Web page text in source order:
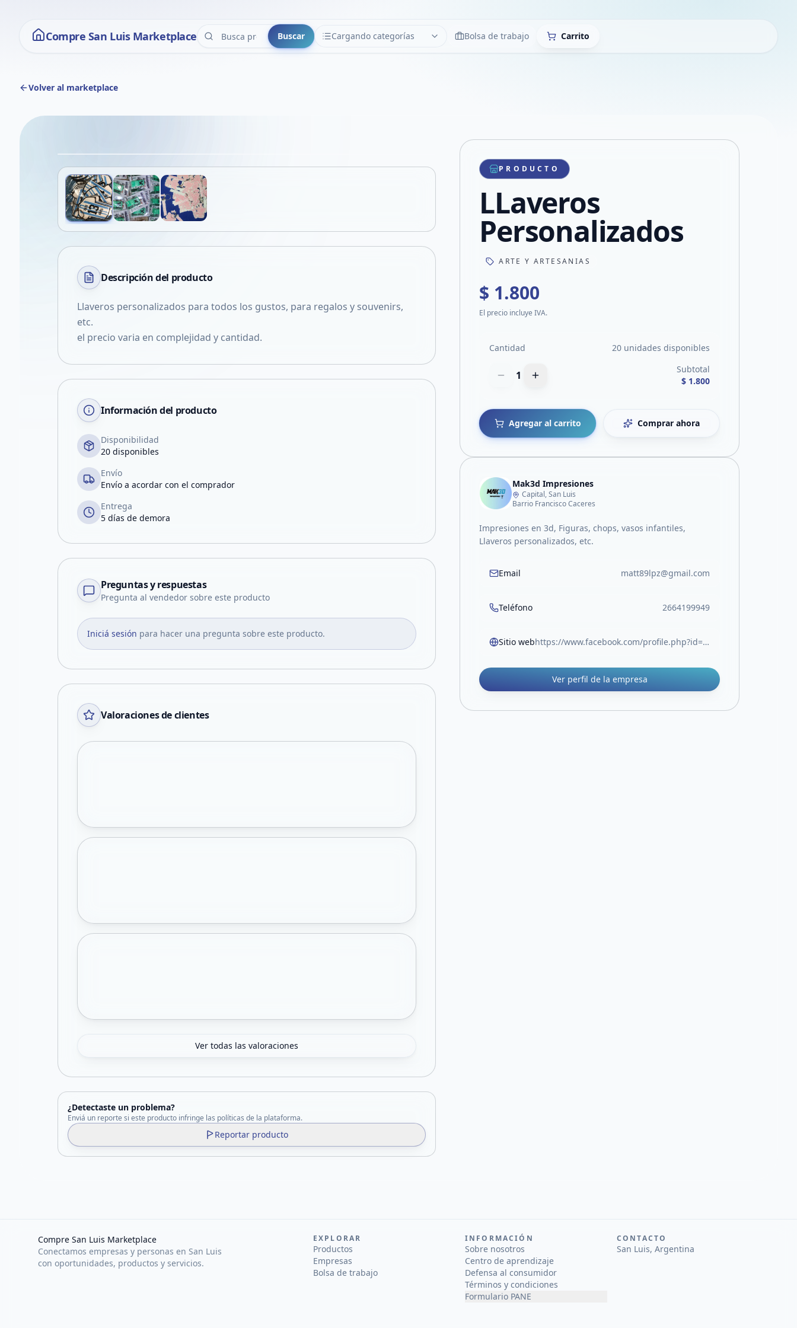
Compre San Luis Marketplace Buscar Cargando categorías
CATEGORÍAS LimpiarBolsa de trabajo Carrito
Volver al marketplace
Compartir producto
Compartir por WhatsApp
Compartir por mail
Compartir en Facebook
Compartir en X
Descripción del producto
Llaveros personalizados para todos los gustos, para regalos y souvenirs,
etc.
el precio varia en complejidad y cantidad.
Información del producto
Disponibilidad
20 disponibles
Envío
Envío a acordar con el comprador
Entrega
5 días de demora
Preguntas y respuestas
Pregunta al vendedor sobre este producto
Iniciá sesión para hacer una pregunta sobre este producto.
Valoraciones de clientes
Ver todas las valoraciones
¿Detectaste un problema?
Enviá un reporte si este producto infringe las políticas de la plataforma.
Reportar producto
PRODUCTO
LLaveros
Personalizados
ARTE Y ARTESANIAS
$ 1.800
El precio incluye IVA.
Cantidad 20 unidades disponibles
1
Subtotal
$ 1.800
Agregar al carrito Comprar ahora
Mak3d Impresiones
Capital, San Luis
Barrio Francisco Caceres
Impresiones en 3d, Figuras, chops, vasos infantiles,
Llaveros personalizados, etc.
Email matt89lpz@gmail.com
Teléfono 2664199949
Sitio web https://www.facebook.com/profile.php?id=61555037883928
Ver perfil de la empresa
Compre San Luis Marketplace
Conectamos empresas y personas en San Luis
con oportunidades, productos y servicios.
EXPLORAR
Productos
Empresas
Bolsa de trabajo
INFORMACIÓN
Sobre nosotros
Centro de aprendizaje
Defensa al consumidor
Términos y condiciones
Formulario PANE
CONTACTO
San Luis, Argentina